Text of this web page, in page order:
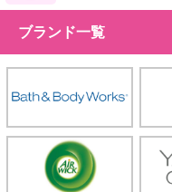
ブランド一覧